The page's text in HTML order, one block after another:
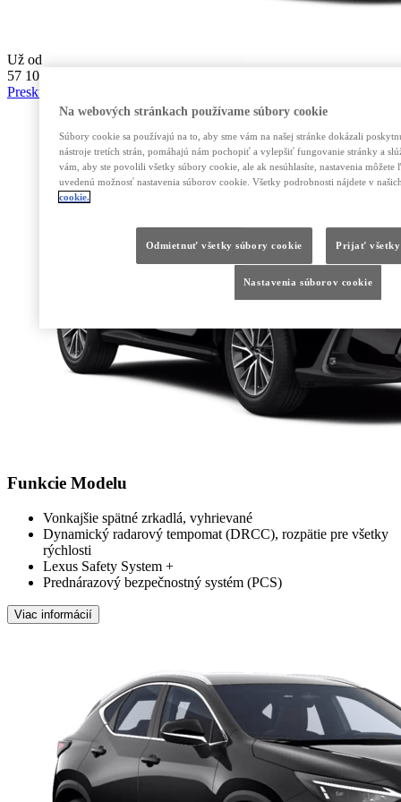
Už od
57 100 €
Preskúmať Model
Funkcie Modelu
Vonkajšie spätné zrkadlá, vyhrievané
Dynamický radarový tempomat (DRCC), rozpätie pre všetky
rýchlosti
Lexus Safety System +
Prednárazový bezpečnostný systém (PCS)
Viac informácií
Na webových stránkach používame súbory cookie
Súbory cookie sa používajú na to, aby sme vám na našej stránke dokázali
nástroje tretích strán, pomáhajú nám pochopiť a vylepšiť fungovanie stránky a
vám, aby ste povolili všetky súbory cookie, ale ak nesúhlasíte, nastavenia
uvedenú možnosť nastavenia súborov cookie. Všetky podrobnosti nájdete v
cookie.
Odmietnuť všetky súbory cookie Prijať všetky
Nastavenia súborov cookie